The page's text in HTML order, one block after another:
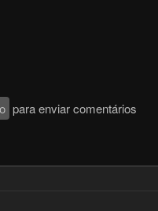
para enviar comentários